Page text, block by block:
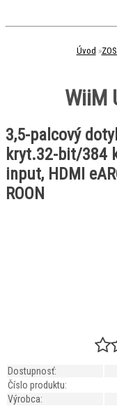
Úvod »
WiiM
3,5-palcový
kryt.32-bit/384
input, HDMI
ROON
Dostupnosť:
Číslo produktu:
Výrobca: